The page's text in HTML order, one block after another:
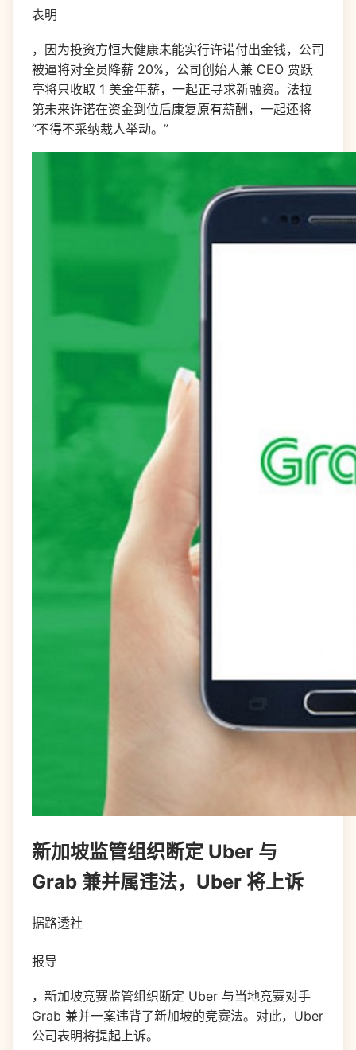
表明
，因为投资方恒大健康未能实行许诺付出金钱，公司
被逼将对全员降薪 20%，公司创始人兼 CEO 贾跃
亭将只收取 1 美金年薪，一起正寻求新融资。法拉
第未来许诺在资金到位后康复原有薪酬，一起还将
“不得不采纳裁人举动。”
新加坡监管组织断定 Uber 与
Grab 兼并属违法，Uber 将上诉
据路透社
报导
，新加坡竞赛监管组织断定 Uber 与当地竞赛对手
Grab 兼并一案违背了新加坡的竞赛法。对此，Uber
公司表明将提起上诉。